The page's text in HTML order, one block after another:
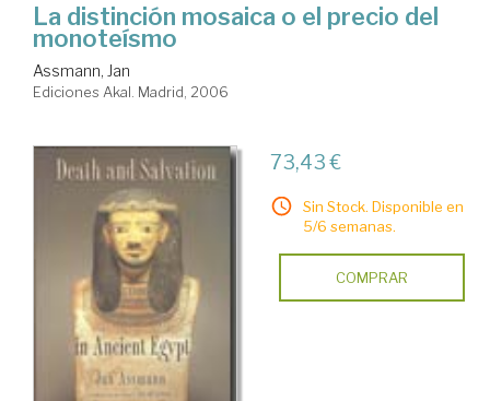
La distinción mosaica o el precio del
monoteísmo
Assmann, Jan
Ediciones Akal. Madrid, 2006
73,43 €
Sin Stock. Disponible en
5/6 semanas.
COMPRAR